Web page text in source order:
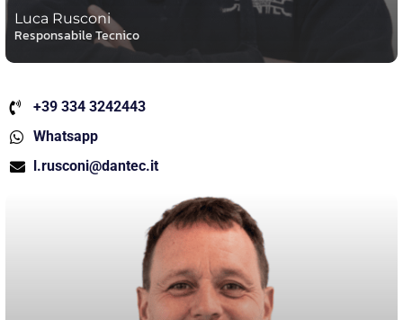
Luca Rusconi
Responsabile Tecnico
+39 334 3242443
Whatsapp
l.rusconi@dantec.it